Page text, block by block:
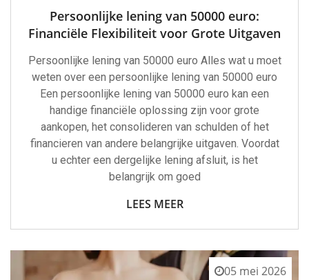
Persoonlijke lening van 50000 euro:
Financiële Flexibiliteit voor Grote Uitgaven
Persoonlijke lening van 50000 euro Alles wat u moet
weten over een persoonlijke lening van 50000 euro
Een persoonlijke lening van 50000 euro kan een
handige financiële oplossing zijn voor grote
aankopen, het consolideren van schulden of het
financieren van andere belangrijke uitgaven. Voordat
u echter een dergelijke lening afsluit, is het
belangrijk om goed
LEES MEER
05 mei 2026